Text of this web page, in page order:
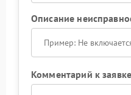
Описание
Комментарий к